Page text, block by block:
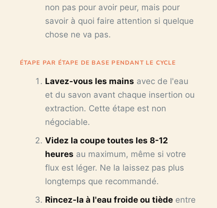
non pas pour avoir peur, mais pour
savoir à quoi faire attention si quelque
chose ne va pas.
ÉTAPE PAR ÉTAPE DE BASE PENDANT LE CYCLE
Lavez-vous les mains avec de l'eau
et du savon avant chaque insertion ou
extraction. Cette étape est non
négociable.
Videz la coupe toutes les 8-12
heures au maximum, même si votre
flux est léger. Ne la laissez pas plus
longtemps que recommandé.
Rincez-la à l'eau froide ou tièdeentre